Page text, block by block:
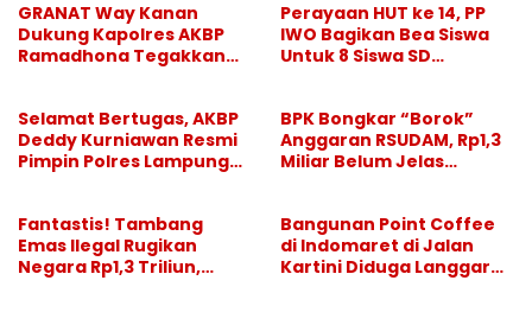
GRANAT Way Kanan
Dukung Kapolres AKBP
Ramadhona Tegakkan
Perayaan HUT ke 14, PP
IWO Bagikan Bea Siswa
Untuk 8 Siswa SD
Selamat Bertugas, AKBP
Deddy Kurniawan Resmi
Pimpin Polres Lampung
BPK Bongkar “Borok”
Anggaran RSUDAM, Rp1,3
Miliar Belum Jelas
Fantastis! Tambang
Emas Ilegal Rugikan
Negara Rp1,3 Triliun,
Bangunan Point Coffee
di Indomaret di Jalan
Kartini Diduga Langgar